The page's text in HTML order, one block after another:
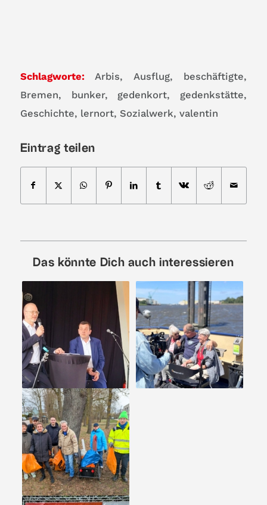
Schlagworte: Arbis, Ausflug, beschäftigte,
Bremen, bunker, gedenkort, gedenkstätte,
Geschichte, lernort, Sozialwerk, valentin
Eintrag teilen
Das könnte Dich auch interessieren